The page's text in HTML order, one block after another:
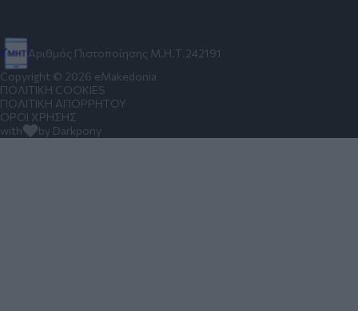
Αριθμός Πιστοποίησης Μ.Η.Τ.242191
Copyright © 2026 eMakedonia
ΠΟΛΙΤΙΚΗ COOKIES
ΠΟΛΙΤΙΚΗ ΑΠΟΡΡΗΤΟΥ
ΟΡΟΙ ΧΡΗΣΗΣ
with
by Darkpony